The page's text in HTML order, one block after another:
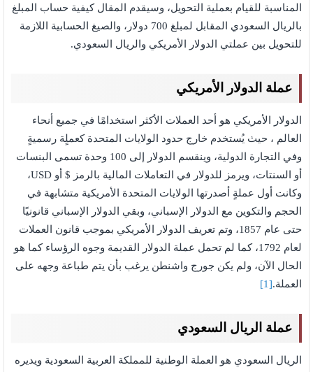
المناسبة للقيام بعملية التحويل، وسيقدم المقال كيفية حساب المبلغ
بالريال السعودي المقابل لمبلغ 700 دولار، والصيغ الحسابية اللازمة
للتحويل بين عملتي الدولار الأمريكي والريال السعودي.
عملة الدولار الأمريكي
الدولار الأمريكي هو أحد العملات الأكثر استخدامًا في جميع أنحاء
العالم ، حيث يُستخدم خارج حدود الولايات المتحدة كعملٍة رسميةٍ
وفي التجارة الدولية، وينقسم الدولار إلى 100 وحدة تسمى البنسات
أو السنتات، ويرمز للدولار في التعاملات المالية بالرمز $ أو USD،
وكانت أول عملةٍ أصدرتها الولايات المتحدة الأمريكية متشابهة في
الحجم والتكوين مع الدولار الإسباني، وبقي الدولار الإسباني قانونيًا
حتى عام 1857، وتم تعريف الدولار الأمريكي بموجب قانون العملات
لعام 1792، كما لم تحمل عملة الدولار القديمة وجوه الرؤساء كما هو
الحال الآن، ولم يكن جورج واشنطن يرغب بأن يتم طباعة وجهه على
العملة.[1]
عملة الريال السعودي
الريال السعودي هو العملة الوطنية للمملكة العربية السعودية ويديره